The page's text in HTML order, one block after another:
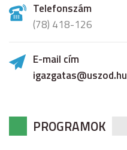
Telefonszám
(78) 418-126
E-mail cím
igazgatas@uszod.hu
PROGRAMOK